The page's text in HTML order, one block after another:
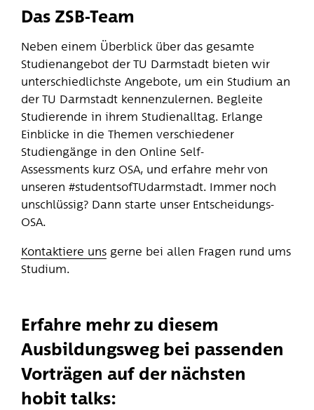
Das ZSB-Team
Neben einem Überblick über das gesamte
Studienangebot der TU Darmstadt bieten wir
unterschiedlichste Angebote, um ein Studium an
der TU Darmstadt kennenzulernen. Begleite
Studierende in ihrem Studienalltag. Erlange
Einblicke in die Themen verschiedener
Studiengänge in den Online Self-
Assessments kurz OSA, und erfahre mehr von
unseren #studentsofTUdarmstadt. Immer noch
unschlüssig? Dann starte unser Entscheidungs-
OSA.
Kontaktiere unsgerne bei allen Fragen rund ums
Studium.
Erfahre mehr zu diesem
Ausbildungsweg bei passenden
Vorträgen auf der nächsten
hobit talks: